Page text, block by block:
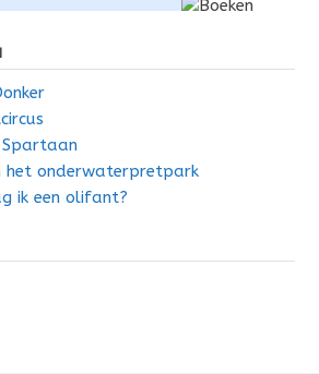
Spartaan
het onderwaterpretpark
ik een olifant?